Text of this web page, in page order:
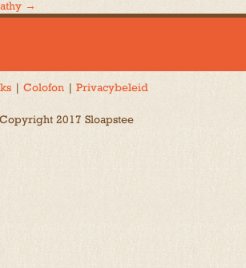
→
| Colofon | Privacybeleid
Copyright 2017 Sloapstee